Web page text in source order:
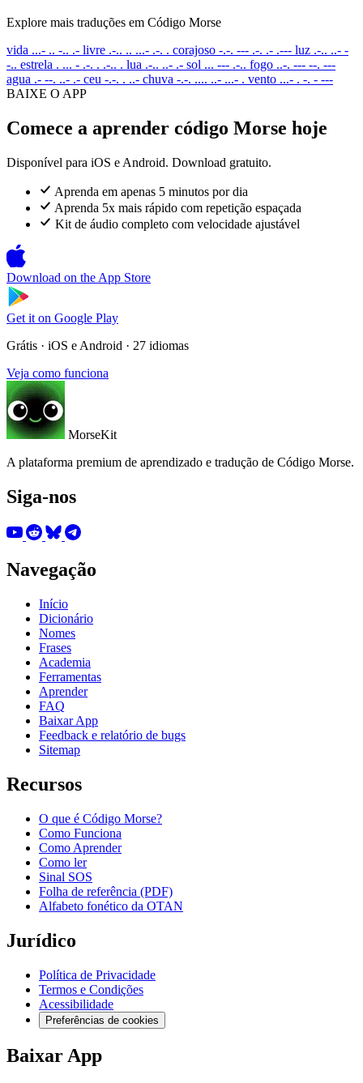
Explore mais traduções em Código Morse
vida ...- .. -.. .- livre .-.. .. ...- .-. . corajoso -.-. --- .-. .- .--- luz .-.. ..- -
-.. estrela . ... - .-. . .-.. . lua .-.. ..- .- sol ... --- .-.. fogo ..-. --- --. ---
agua .- --. ..- .- ceu -.-. . ..- chuva -.-. .... ..- ...- . vento ...- . -. - ---
BAIXE O APP
Comece a aprender código Morse hoje
Disponível para iOS e Android. Download gratuito.
Aprenda em apenas 5 minutos por dia
Aprenda 5x mais rápido com repetição espaçada
Kit de áudio completo com velocidade ajustável
Download on the App Store
Get it on Google Play
Grátis · iOS e Android · 27 idiomas
Veja como funciona
MorseKit
A plataforma premium de aprendizado e tradução de Código Morse.
Siga-nos
Navegação
Início
Dicionário
Nomes
Frases
Academia
Ferramentas
Aprender
FAQ
Baixar App
Feedback e relatório de bugs
Sitemap
Recursos
O que é Código Morse?
Como Funciona
Como Aprender
Como ler
Sinal SOS
Folha de referência (PDF)
Alfabeto fonético da OTAN
Jurídico
Política de Privacidade
Termos e Condições
Acessibilidade
Preferências de cookies
Baixar App